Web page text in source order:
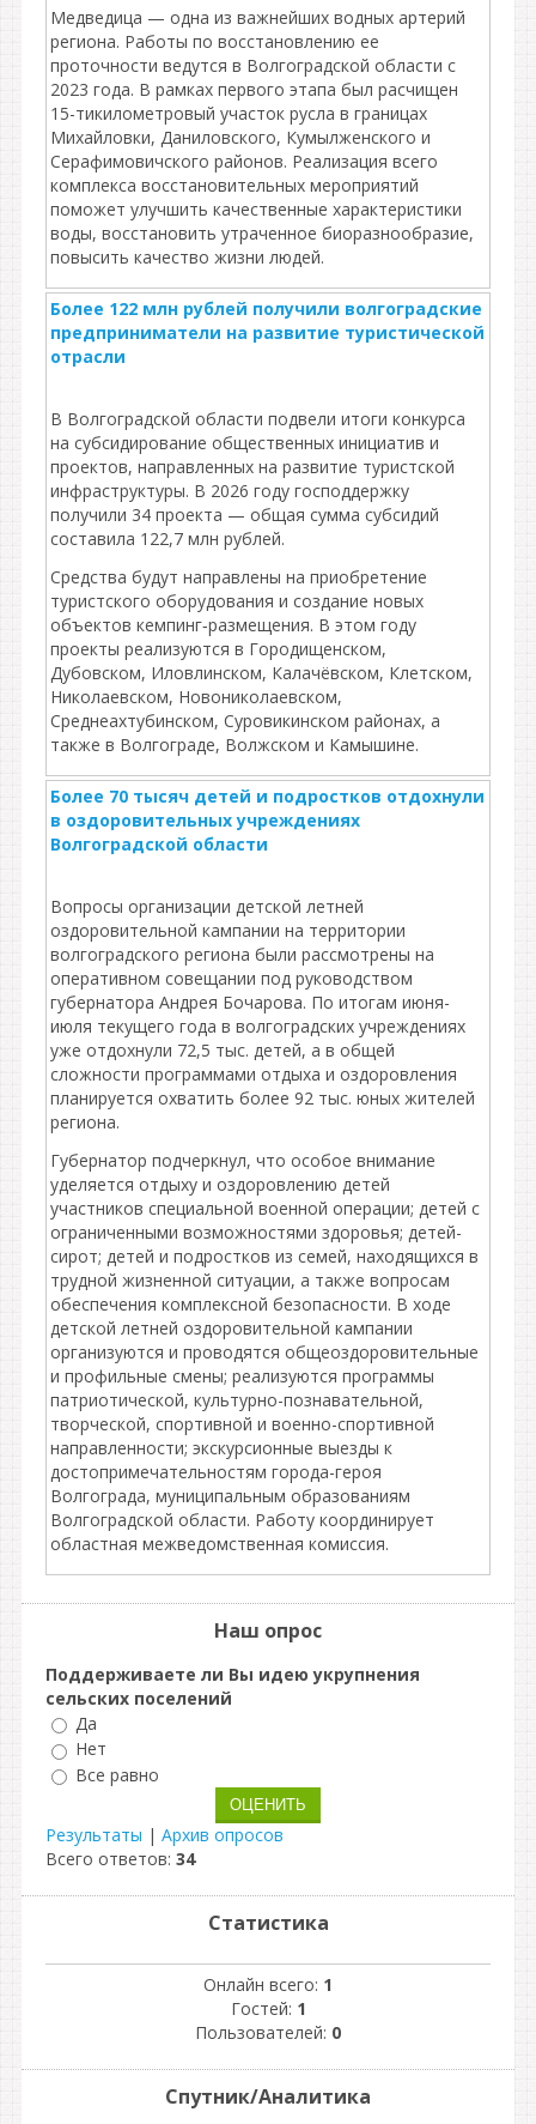
Медведица — одна из важнейших водных артерий
региона. Работы по восстановлению ее
проточности ведутся в Волгоградской области с
2023 года. В рамках первого этапа был расчищен
15-тикилометровый участок русла в границах
Михайловки, Даниловского, Кумылженского и
Серафимовичского районов. Реализация всего
комплекса восстановительных мероприятий
поможет улучшить качественные характеристики
воды, восстановить утраченное биоразнообразие,
повысить качество жизни людей.
Более 122 млн рублей получили волгоградские
предприниматели на развитие туристической
отрасли
В Волгоградской области подвели итоги конкурса
на субсидирование общественных инициатив и
проектов, направленных на развитие туристской
инфраструктуры. В 2026 году господдержку
получили 34 проекта — общая сумма субсидий
составила 122,7 млн рублей.
Средства будут направлены на приобретение
туристского оборудования и создание новых
объектов кемпинг‑размещения. В этом году
проекты реализуются в Городищенском,
Дубовском, Иловлинском, Калачёвском, Клетском,
Николаевском, Новониколаевском,
Среднеахтубинском, Суровикинском районах, а
также в Волгограде, Волжском и Камышине.
Более 70 тысяч детей и подростков отдохнули
в оздоровительных учреждениях
Волгоградской области
Вопросы организации детской летней
оздоровительной кампании на территории
волгоградского региона были рассмотрены на
оперативном совещании под руководством
губернатора Андрея Бочарова. По итогам июня-
июля текущего года в волгоградских учреждениях
уже отдохнули 72,5 тыс. детей, а в общей
сложности программами отдыха и оздоровления
планируется охватить более 92 тыс. юных жителей
региона.
Губернатор подчеркнул, что особое внимание
уделяется отдыху и оздоровлению детей
участников специальной военной операции; детей с
ограниченными возможностями здоровья; детей-
сирот; детей и подростков из семей, находящихся в
трудной жизненной ситуации, а также вопросам
обеспечения комплексной безопасности. В ходе
детской летней оздоровительной кампании
организуются и проводятся общеоздоровительные
и профильные смены; реализуются программы
патриотической, культурно-познавательной,
творческой, спортивной и военно-спортивной
направленности; экскурсионные выезды к
достопримечательностям города-героя
Волгограда, муниципальным образованиям
Волгоградской области. Работу координирует
областная межведомственная комиссия.
Наш опрос
Поддерживаете ли Вы идею укрупнения
сельских поселений
Да
Нет
Все равно
Результаты | Архив опросов
Всего ответов: 34
Статистика
Онлайн всего: 1
Гостей: 1
Пользователей: 0
Спутник/Аналитика